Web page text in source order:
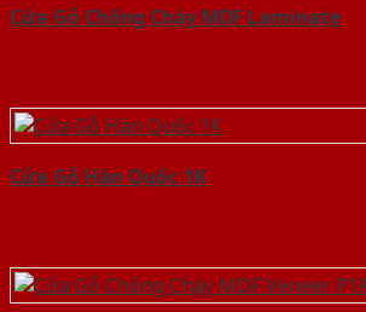
Cửa Gỗ Chống Cháy MDF Laminate
Cửa Gỗ Hàn Quốc 1K